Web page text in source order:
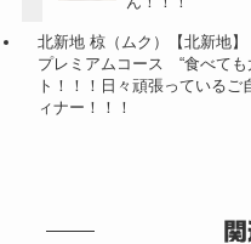
北新地 椋（ムク）【北新地
プレミアムコース “食べても
ト！！！日々頑張っている
ィナー！！！